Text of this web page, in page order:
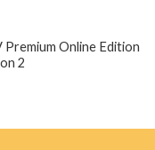
Online Edition
2